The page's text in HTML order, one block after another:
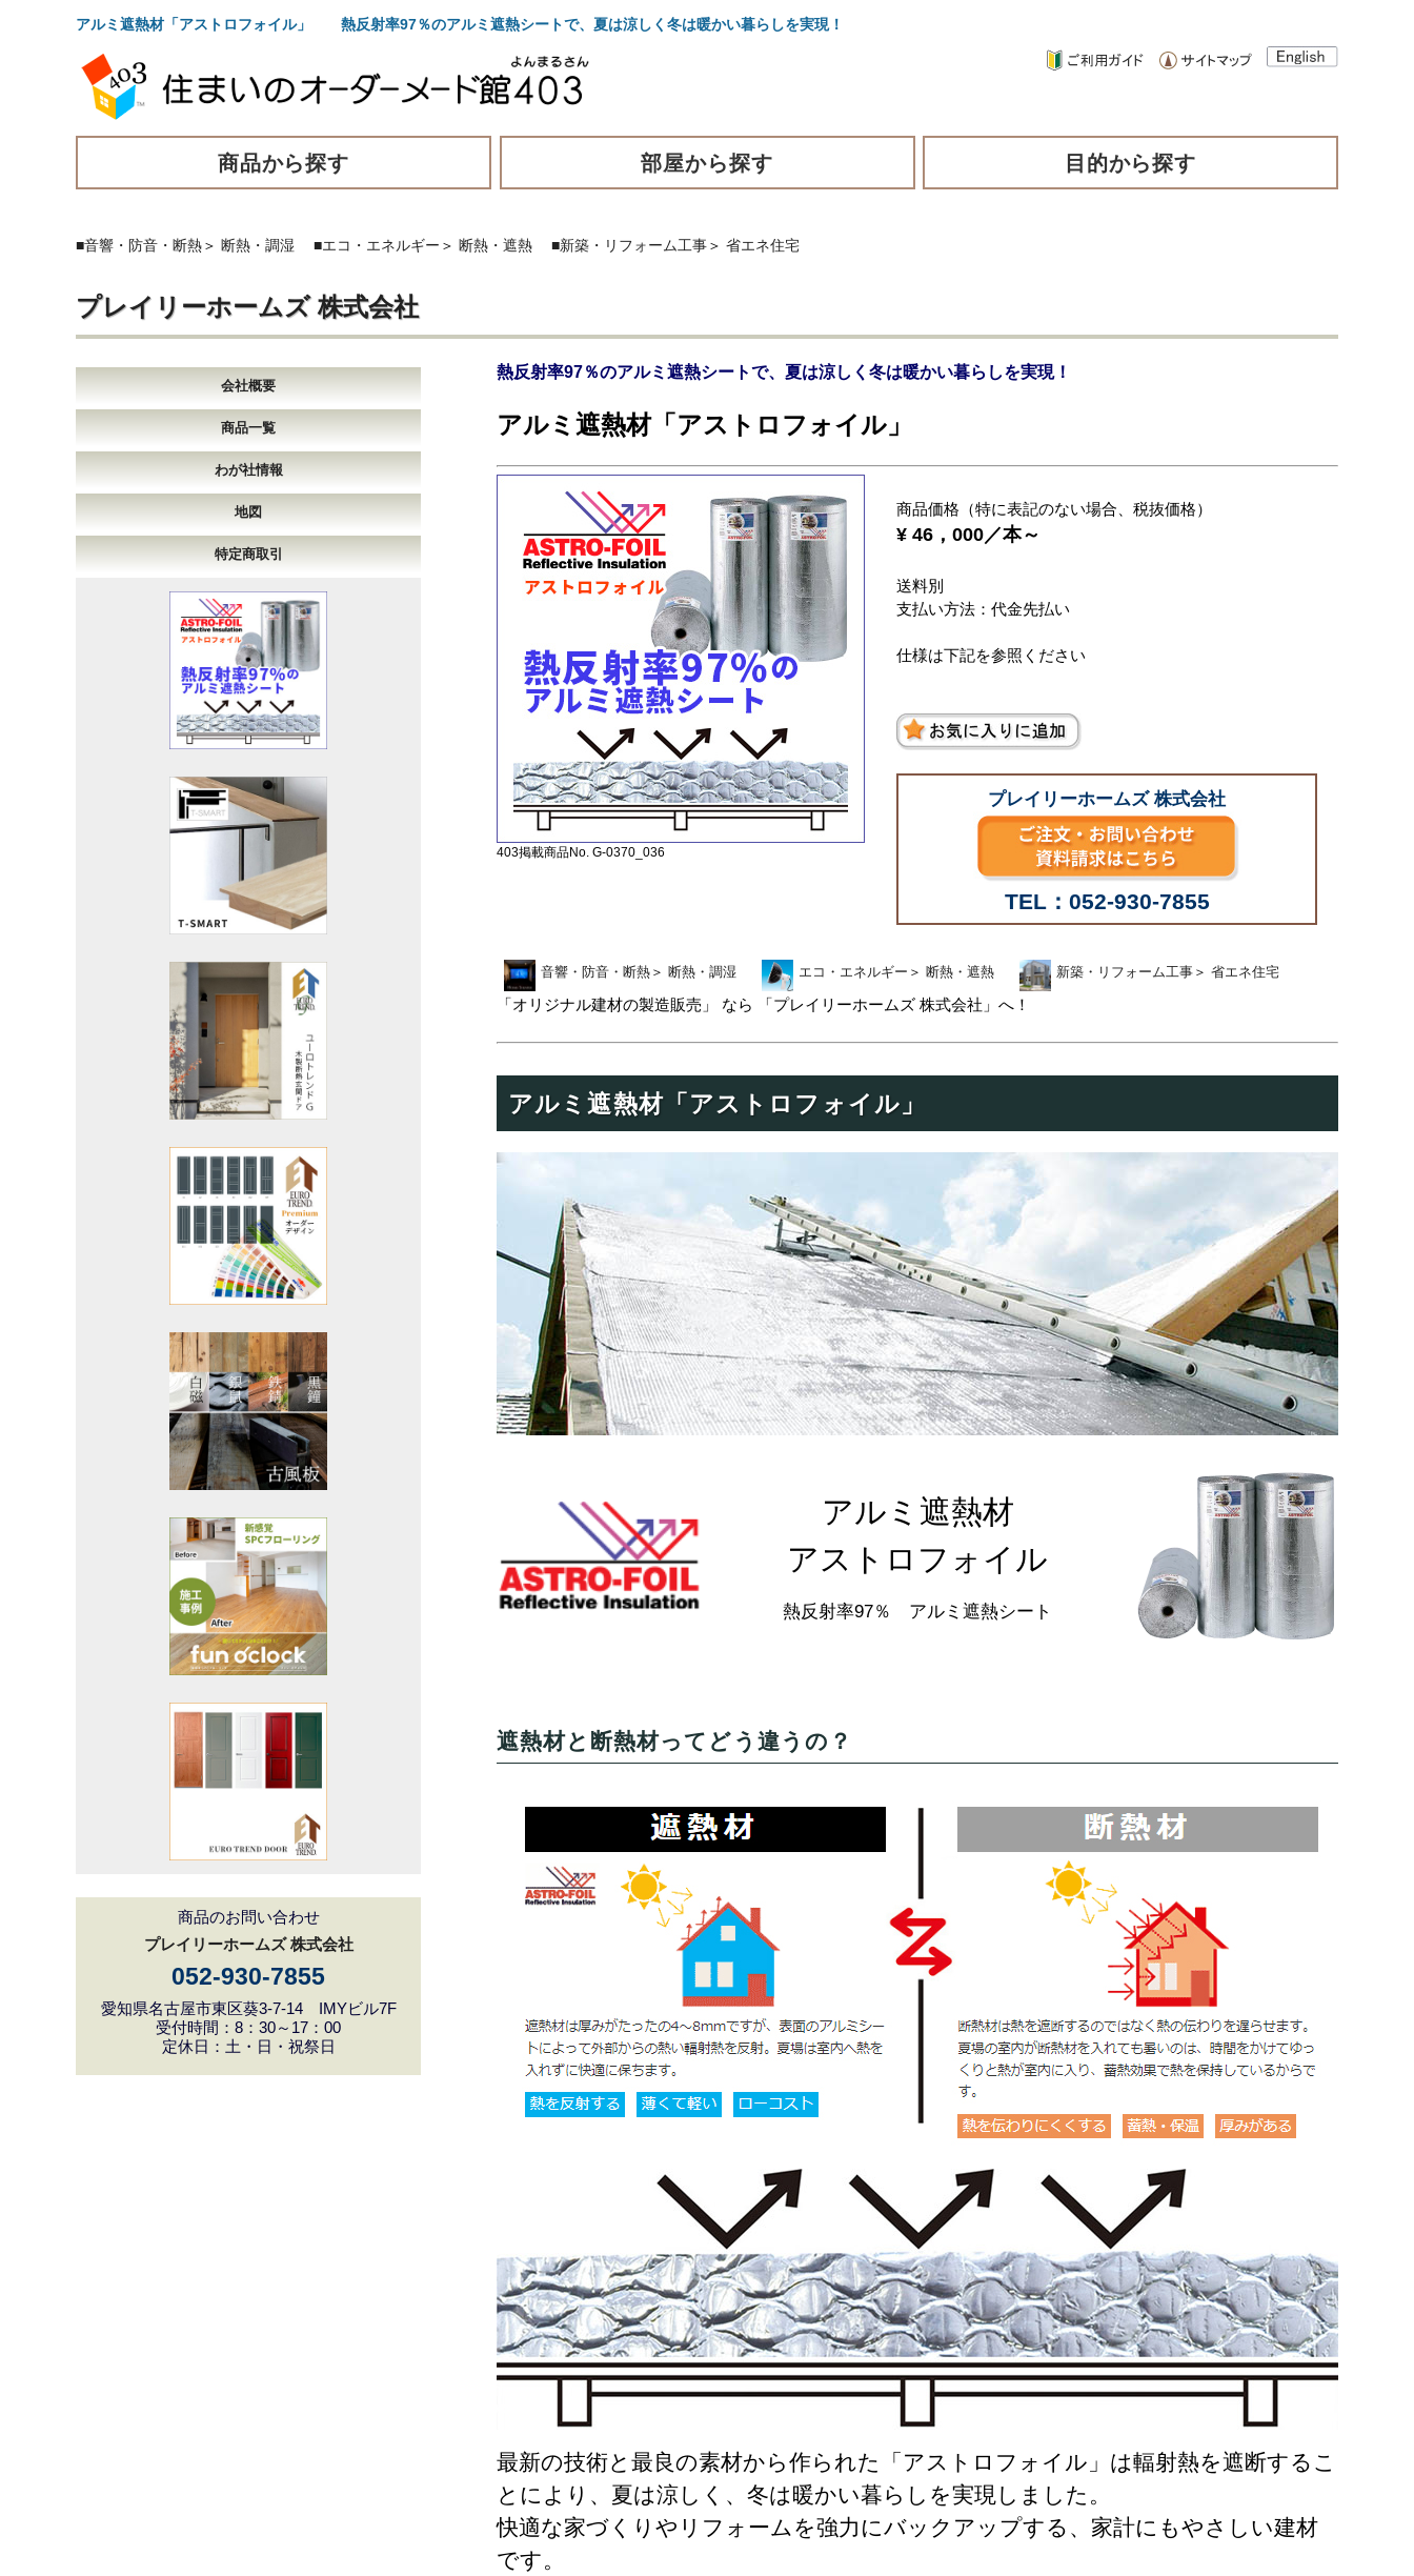
アルミ遮熱材「アストロフォイル」 熱反射率97％のアルミ遮熱シートで、夏は涼しく冬は暖かい暮らしを実現！
商品から探す 部屋から探す 目的から探す
■音響・防音・断熱＞ 断熱・調湿 ■エコ・エネルギー ＞ 断熱・遮熱 ■新築・リフォーム工事＞ 省エネ住宅
プレイリーホームズ 株式会社
会社概要
商品一覧
わが社情報
地図
特定商取引
商品のお問い合わせ
プレイリーホームズ 株式会社
052-930-7855
愛知県名古屋市東区葵3-7-14 IMYビル7F
受付時間：8：30～17：00
定休日：土・日・祝祭日
熱反射率97％のアルミ遮熱シートで、夏は涼しく冬は暖かい暮らしを実現！
アルミ遮熱材「アストロフォイル」
403掲載商品No. G-0370_036
商品価格（特に表記のない場合、税抜価格）
¥ 46，000／本～
送料別
支払い方法：代金先払い
仕様は下記を参照ください
プレイリーホームズ 株式会社
TEL：052-930-7855
音響・防音・断熱 ＞ 断熱・調湿 エコ・エネルギー ＞ 断熱・遮熱 新築・リフォーム工事 ＞ 省エネ住宅
「オリジナル建材の製造販売」 なら 「プレイリーホームズ 株式会社」へ！
アルミ遮熱材「アストロフォイル」
アルミ遮熱材
アストロフォイル
熱反射率97％ アルミ遮熱シート
遮熱材と断熱材ってどう違うの？
最新の技術と最良の素材から作られた「アストロフォイル」は輻射熱を遮断するこ
とにより、夏は涼しく、冬は暖かい暮らしを実現しました。
快適な家づくりやリフォームを強力にバックアップする、家計にもやさしい建材
です。